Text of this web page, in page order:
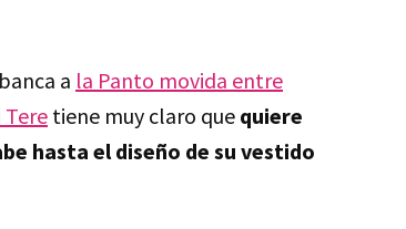
a la Panto movida entre
Tere tiene muy claro que quiere
hasta el diseño de su vestido